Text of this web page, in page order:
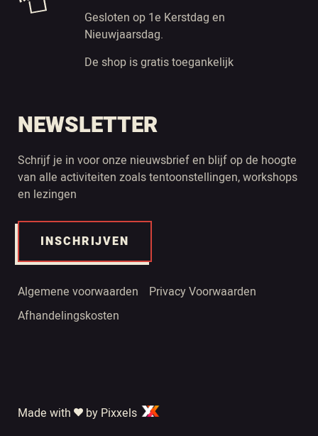
Gesloten op 1e Kerstdag en
Nieuwjaarsdag.
De shop is gratis toegankelijk
NEWSLETTER
Schrijf je in voor onze nieuwsbrief en blijf op de hoogte
van alle activiteiten zoals tentoonstellingen, workshops
en lezingen
INSCHRIJVEN
Algemene voorwaarden
Privacy Voorwaarden
Afhandelingskosten
Made with by Pixxels